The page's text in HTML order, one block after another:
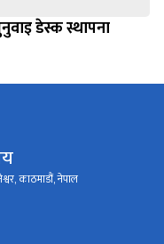
डेस्क स्थापना
काठमाडौं, नेपाल